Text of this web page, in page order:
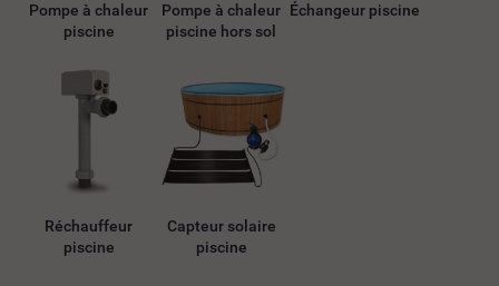
Pompe à chaleur
piscine
Pompe à chaleur
piscine hors sol
Échangeur piscine
Réchauffeur
piscine
Capteur solaire
piscine